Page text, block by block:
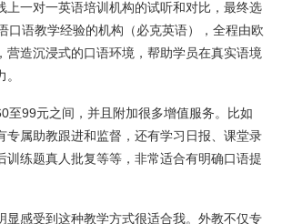
上一对一英语培训机构的试听和对比，最终选
口语教学经验的机构（必克英语），全程由欧
营造沉浸式的口语环境，帮助学员在真实语境
至99元之间，并且附加很多增值服务。比如
专属助教跟进和监督，还有学习日报、课堂录
训练题真人批复等等，非常适合有明确口语提
显感受到这种教学方式很适合我。外教不仅专